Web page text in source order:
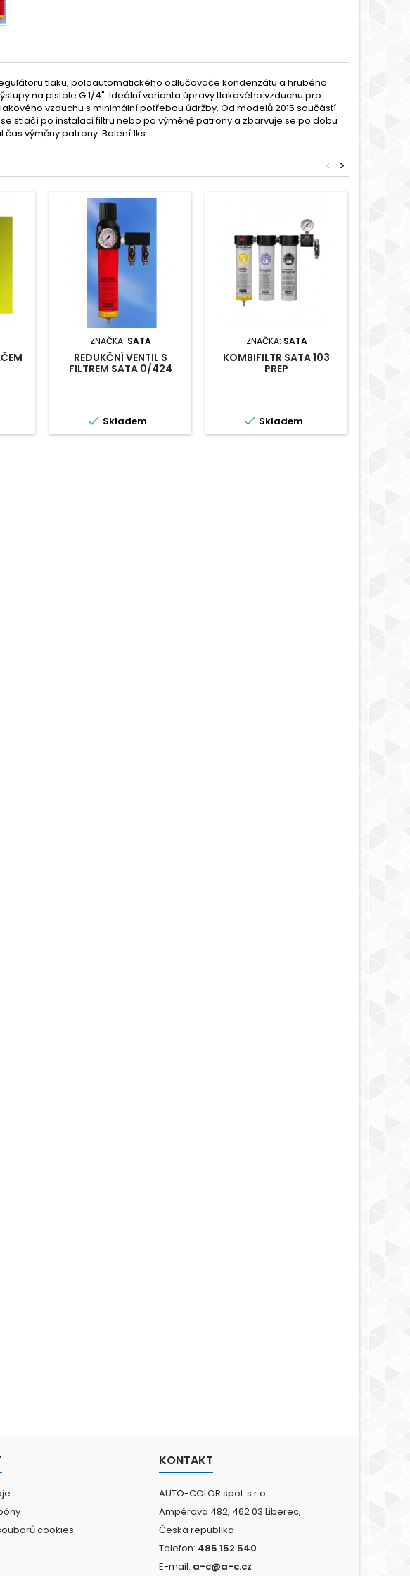
tlaku, poloautomatického odlučovače kondenzátu a hrubého
na pistole G 1/4". Ideální varianta úpravy tlakového vzduchu pro
vzduchu s minimální potřebou údržby. Od modelů 2015 součástí
stlačí po instalaci filtru nebo po výměně patrony a zbarvuje se po dobu
výměny patrony. Balení 1ks.
>
<
ZNAČKA: SATA
REDUKČNÍ VENTIL S
FILTREM SATA 0/424
 Skladem
ZNAČKA: SATA
KOMBIFILTR SATA 103
PREP
 Skladem
cookies
KONTAKT
AUTO-COLOR spol. s r.o.
Ampérova 482, 462 03 Liberec,
Česká republika
Telefon: 485 152 540
E-mail: a-c@a-c.cz